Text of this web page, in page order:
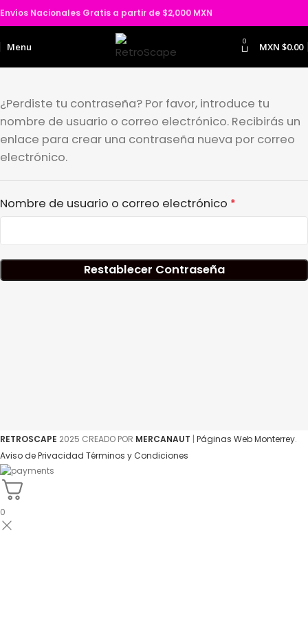
Envíos Nacionales Gratis a partir de $2,000 MXN
Menu 0 MXN $0.00
¿Perdiste tu contraseña? Por favor, introduce tu
nombre de usuario o correo electrónico. Recibirás un
enlace para crear una contraseña nueva por correo
electrónico.
Nombre de usuario o correo electrónico *
Restablecer Contraseña
RETROSCAPE 2025 CREADO POR MERCANAUT | Páginas Web Monterrey.
Aviso de Privacidad Términos y Condiciones
0